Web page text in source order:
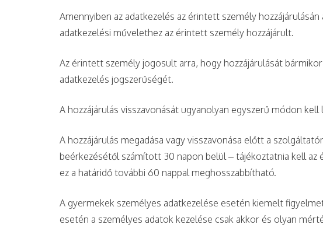
Amennyiben az adatkezelés az érintett személy
adatkezelési művelethez az érintett személy hozzájárult.
Az érintett személy jogosult arra, hogy hozzájárulását
adatkezelés jogszerűségét.
A hozzájárulás visszavonását ugyanolyan egyszerű módon
A hozzájárulás megadása vagy visszavonása előtt a
beérkezésétől számított 30 napon belül – tájékoztatnia kell
ez a határidő további 60 nappal meghosszabbítható.
A gyermekek személyes adatkezelése esetén kiemelt
esetén a személyes adatok kezelése csak akkor és olyan